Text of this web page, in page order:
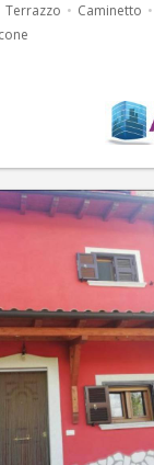
Terrazzo Caminetto